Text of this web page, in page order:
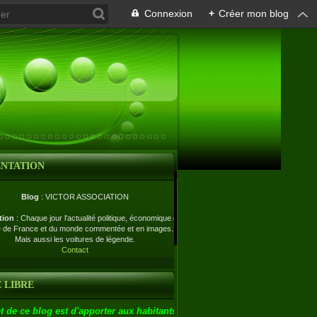
Connexion + Créer mon blog
Blog : VICTOR ASSOCIATION
: Chaque jour l'actualité politique, économique et
de France et du monde commentée et en images.
Mais aussi les voitures de légende.
Contact
LIBRE
de ce blog est d'apporter aux habitants